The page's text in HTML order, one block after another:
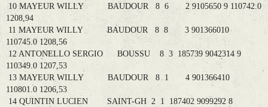
10 MAYEUR WILLY BAUDOUR 8 6 2 9105650 9 110742.0
1208,94
11 MAYEUR WILLY BAUDOUR 8 8 3 901366010
110745.0 1208,56
12 ANTONELLO SERGIO BOUSSU 8 3 185739 9042314 9
110349.0 1207,53
13 MAYEUR WILLY BAUDOUR 8 1 4 901366410
110801.0 1206,53
14 QUINTIN LUCIEN SAINT-GH 2 1 187402 9099292 8